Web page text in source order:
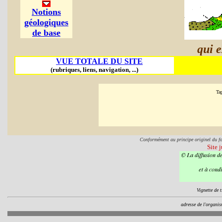
qui
Notions
géologiques
de base
VUE TOTALE DU SITE
(rubriques, liens, navigation, ...)
Conformément au principe originel du
Site
Vignette de
adresse de